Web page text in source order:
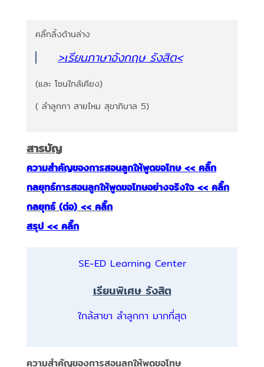
คลิ๊กลิ้งด้านล่าง
>เรียนภาษาอังกฤษ รังสิต<
(และ โซนใกล้เคียง)
( ลำลูกกา สายไหม สุขาภิบาล 5)
สารบัญ
ความสำคัญของการสอนลูกให้พูดขอโทษ << คลิ๊ก
กลยุทธ์การสอนลูกให้พูดขอโทษอย่างจริงใจ << คลิ๊ก
กลยุทธ์ (ต่อ) << คลิ๊ก
สรุป << คลิ๊ก
SE-ED Learning Center
เรียนพิเศษ รังสิต
ใกล้สาขา ลำลูกกา มากที่สุด
ความสำคัญของการสอนลูกให้พูดขอโทษ